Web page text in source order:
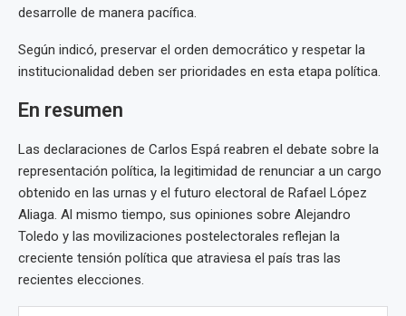
desarrolle de manera pacífica.
Según indicó, preservar el orden democrático y respetar la
institucionalidad deben ser prioridades en esta etapa política.
En resumen
Las declaraciones de Carlos Espá reabren el debate sobre la
representación política, la legitimidad de renunciar a un cargo
obtenido en las urnas y el futuro electoral de Rafael López
Aliaga. Al mismo tiempo, sus opiniones sobre Alejandro
Toledo y las movilizaciones postelectorales reflejan la
creciente tensión política que atraviesa el país tras las
recientes elecciones.